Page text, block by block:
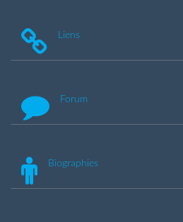
Liens
Forum
Biographies